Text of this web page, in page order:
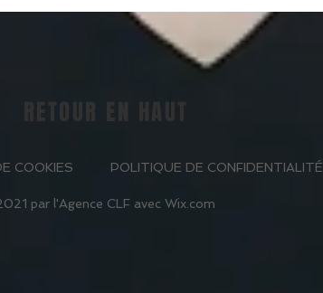
RETOUR EN HAUT
COOKIES POLITIQUE DE CONFIDENTIALITÉ
par l'Agence CLF avec Wix.com